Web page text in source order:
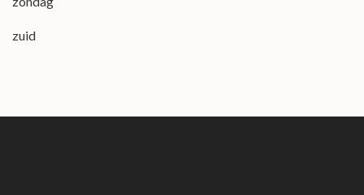
zuid